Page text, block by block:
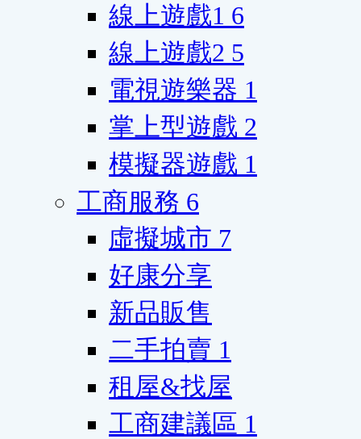
線上遊戲1 6
線上遊戲2 5
電視遊樂器 1
掌上型遊戲 2
模擬器遊戲 1
工商服務 6
虛擬城市 7
好康分享
新品販售
二手拍賣 1
租屋&找屋
工商建議區 1